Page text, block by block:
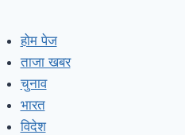
होम पेज
ताजा खबर
चुनाव
भारत
विदेश